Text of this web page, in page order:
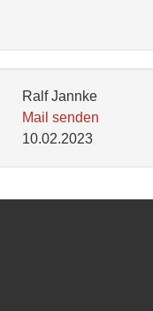
Ralf Jannke
Mail senden
10.02.2023